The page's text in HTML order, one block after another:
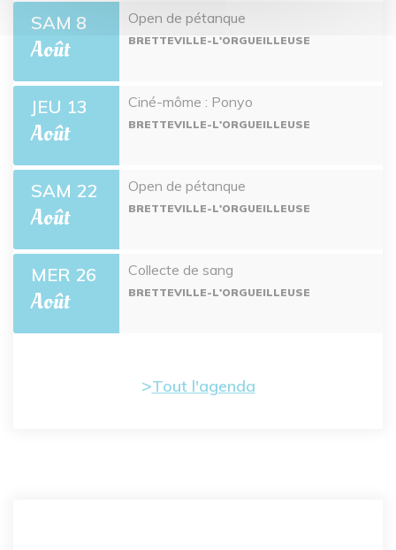
SAM 8
Août
Open de pétanque
BRETTEVILLE-L'ORGUEILLEUSE
JEU 13
Août
Ciné-môme : Ponyo
BRETTEVILLE-L'ORGUEILLEUSE
SAM 22
Août
Open de pétanque
BRETTEVILLE-L'ORGUEILLEUSE
MER 26
Août
Collecte de sang
BRETTEVILLE-L'ORGUEILLEUSE
Tout l'agenda